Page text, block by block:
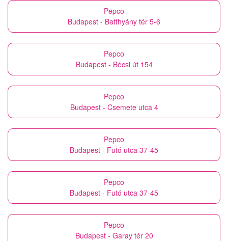
Pepco
Budapest - Batthyány tér 5-6
Pepco
Budapest - Bécsi út 154
Pepco
Budapest - Csemete utca 4
Pepco
Budapest - Futó utca 37-45
Pepco
Budapest - Futó utca 37-45
Pepco
Budapest - Garay tér 20